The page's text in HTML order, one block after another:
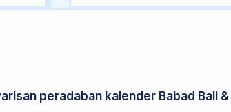
peradaban kalender Babad Bali &